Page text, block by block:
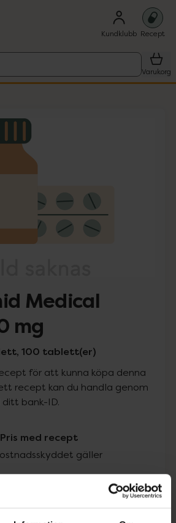
Kundklubb Recept
Varukorg
1 objekt.
Medical
mg
100 tablett(er)
för att kunna köpa denna
recept kan du handla genom
bank-ID.
Pris med recept
gäller
kr
apotek:84,49 kr